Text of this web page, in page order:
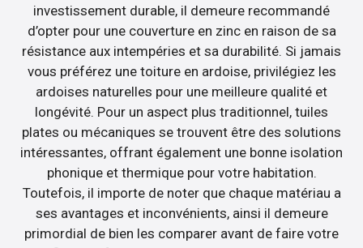
investissement durable, il demeure recommandé
d’opter pour une couverture en zinc en raison de sa
résistance aux intempéries et sa durabilité. Si jamais
vous préférez une toiture en ardoise, privilégiez les
ardoises naturelles pour une meilleure qualité et
longévité. Pour un aspect plus traditionnel, tuiles
plates ou mécaniques se trouvent être des solutions
intéressantes, offrant également une bonne isolation
phonique et thermique pour votre habitation.
Toutefois, il importe de noter que chaque matériau a
ses avantages et inconvénients, ainsi il demeure
primordial de bien les comparer avant de faire votre